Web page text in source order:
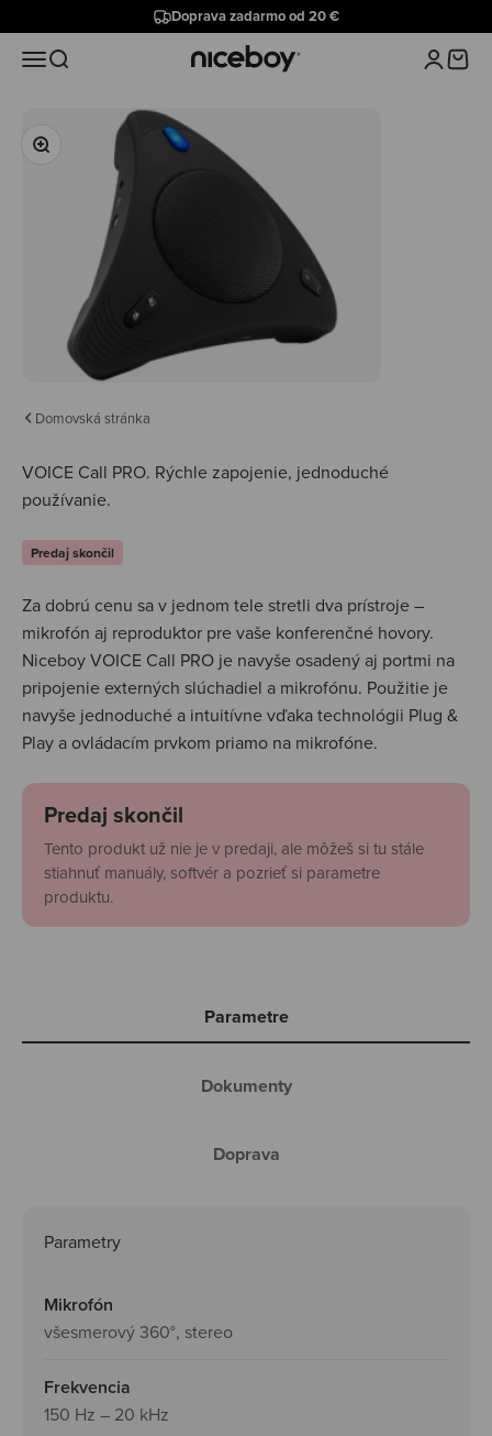
Doprava zadarmo od 20 €
MenuHľadať Niceboy Prihlásiť
Košík
Priblížiť
Domovská stránka
VOICE Call PRO. Rýchle zapojenie, jednoduché
používanie.
Predaj skončil
Za dobrú cenu sa v jednom tele stretli dva prístroje –
mikrofón aj reproduktor pre vaše konferenčné hovory.
Niceboy VOICE Call PRO je navyše osadený aj portmi na
pripojenie externých slúchadiel a mikrofónu. Použitie je
navyše jednoduché a intuitívne vďaka technológii Plug &
Play a ovládacím prvkom priamo na mikrofóne.
Predaj skončil
Tento produkt už nie je v predaji, ale môžeš si tu stále
stiahnuť manuály, softvér a pozrieť si parametre
produktu.
Parametre
Parametry
Mikrofón
všesmerový 360°, stereo
Frekvencia
150 Hz – 20 kHz
Dokumenty
Doprava